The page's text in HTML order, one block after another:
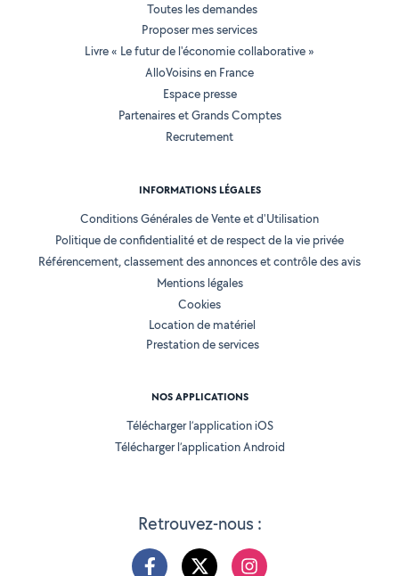
Retrouvez-nous :
Toutes les demandes
Proposer mes services
Livre « Le futur de l'économie collaborative »
AlloVoisins en France
Espace presse
Partenaires et Grands Comptes
Recrutement
INFORMATIONS LÉGALES
Conditions Générales de Vente et d'Utilisation
Politique de confidentialité et de respect de la vie privée
Référencement, classement des annonces et contrôle des avis
Mentions légales
Cookies
Location de matériel
Prestation de services
NOS APPLICATIONS
Télécharger l’application iOS
Télécharger l’application Android